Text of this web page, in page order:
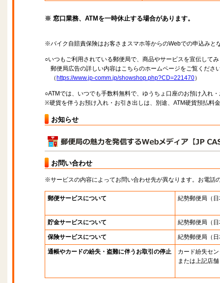
※ 窓口業務、ATMを一時休止する場合があります。
※バイク自賠責保険はお客さまスマホ等からのWebでの申込みと
○いつもご利用されている郵便局で、商品やサービスを宣伝して
郵便局広告の詳しい内容はこちらのホームページをご覧くださ
（ https://www.jp-comm.jp/showshop.php?CD=221470）
○ATMでは、いつでも手数料無料で、ゆうちょ口座のお預け入れ
※硬貨を伴うお預け入れ・お引き出しは、別途、ATM硬貨預払料
お知らせ
お問い合わせ
※サービスの内容によってお問い合わせ先が異なります。お電話
郵便サービスについて 紀勢郵便局 （
貯金サービスについて 紀勢郵便局 （
保険サービスについて 紀勢郵便局 （
通帳やカードの紛失・盗難に伴うお取引の停止
カード紛失セ
または上記店舗